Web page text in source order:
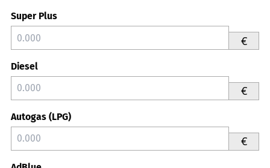
Super Plus
€
Diesel
€
Autogas (LPG)
€